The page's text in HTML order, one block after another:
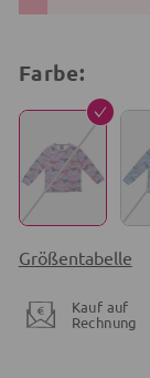
Farbe:
Größentabelle
Kauf auf
Rechnung